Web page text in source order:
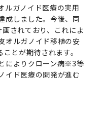
ルガノイド医療の実用
成しました。今後、同
されており、これによ
オルガノイド移植の安
とが期待されます。
によりクローン病※3等
イド医療の開発が進む